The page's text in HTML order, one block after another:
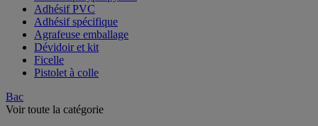
Adhésif PVC
Adhésif spécifique
Agrafeuse emballage
Dévidoir et kit
Ficelle
Pistolet à colle
Bac
Voir toute la catégorie